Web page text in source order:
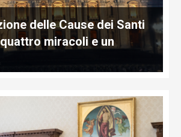
delle Cause dei Santi
miracoli e un